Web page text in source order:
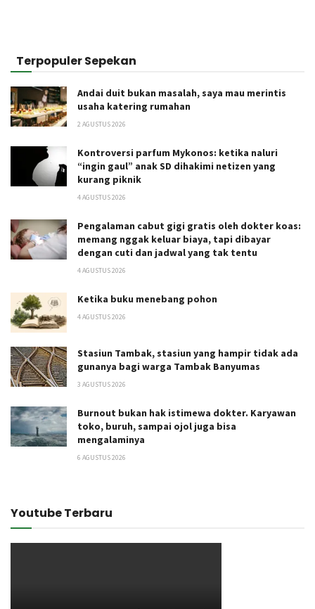
Terpopuler Sepekan
Andai duit bukan masalah, saya mau merintis
usaha katering rumahan
2 AGUSTUS 2026
Kontroversi parfum Mykonos: ketika naluri
“ingin gaul” anak SD dihakimi netizen yang
kurang piknik
4 AGUSTUS 2026
Pengalaman cabut gigi gratis oleh dokter koas:
memang nggak keluar biaya, tapi dibayar
dengan cuti dan jadwal yang tak tentu
4 AGUSTUS 2026
Ketika buku menebang pohon
4 AGUSTUS 2026
Stasiun Tambak, stasiun yang hampir tidak ada
gunanya bagi warga Tambak Banyumas
3 AGUSTUS 2026
Burnout bukan hak istimewa dokter. Karyawan
toko, buruh, sampai ojol juga bisa
mengalaminya
6 AGUSTUS 2026
Youtube Terbaru